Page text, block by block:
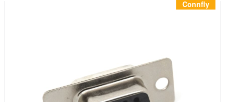
Услуги
Connfly